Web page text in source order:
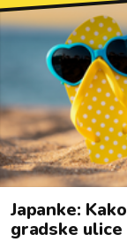
Japanke:
gradske ulice